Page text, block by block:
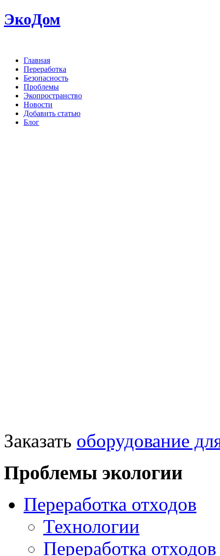
ЭкоДом
Главная
Переработка
Безопасность
Проблемы
Экопространство
Новости
Добавить статью
Блог
Заказать оборудование
Проблемы экологии
Переработка отходов
Технологии
Переработка отходов